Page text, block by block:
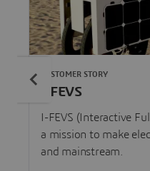
I-FEVS
I-FEVS (Interactive
a mission to make
and mainstream.
CUSTOMER STORY